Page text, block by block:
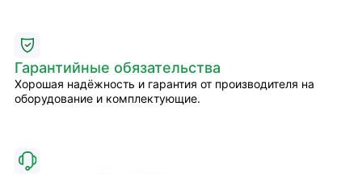
Гарантийные обязательства
Хорошая надёжность и гарантия от производителя на
оборудование и комплектующие.